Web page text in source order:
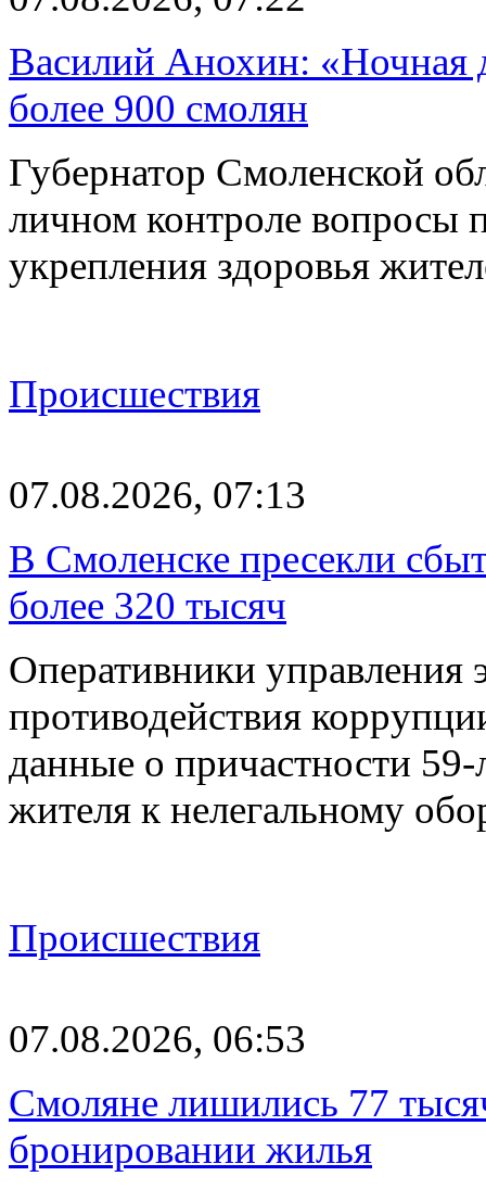
Василий Анохин: «Ночная
более 900 смолян
Губернатор Смоленской
личном контроле вопросы
укрепления здоровья
Происшествия
07.08.2026, 07:13
В Смоленске пресекли
более 320 тысяч
Оперативники управления
противодействия
данные о причастности 59-
жителя к нелегальному
Происшествия
07.08.2026, 06:53
Смоляне лишились 77
бронировании жилья